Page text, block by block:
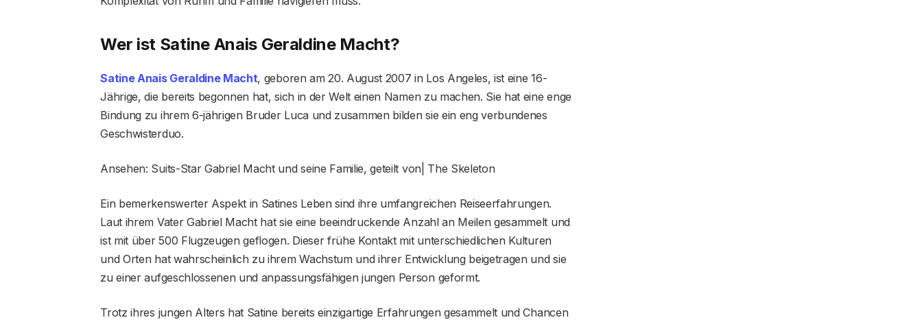
Wer ist Satine Anais Geraldine Macht?
Satine Anais Geraldine Macht, geboren am 20. August 2007 in Los Angeles, ist eine 16-
Jährige, die bereits begonnen hat, sich in der Welt einen Namen zu machen. Sie hat eine enge
Bindung zu ihrem 6-jährigen Bruder Luca und zusammen bilden sie ein eng verbundenes
Geschwisterduo.
Ansehen: Suits-Star Gabriel Macht und seine Familie, geteilt von| The Skeleton
Ein bemerkenswerter Aspekt in Satines Leben sind ihre umfangreichen Reiseerfahrungen.
Laut ihrem Vater Gabriel Macht hat sie eine beeindruckende Anzahl an Meilen gesammelt und
ist mit über 500 Flugzeugen geflogen. Dieser frühe Kontakt mit unterschiedlichen Kulturen
und Orten hat wahrscheinlich zu ihrem Wachstum und ihrer Entwicklung beigetragen und sie
zu einer aufgeschlossenen und anpassungsfähigen jungen Person geformt.
Trotz ihres jungen Alters hat Satine bereits einzigartige Erfahrungen gesammelt und Chancen